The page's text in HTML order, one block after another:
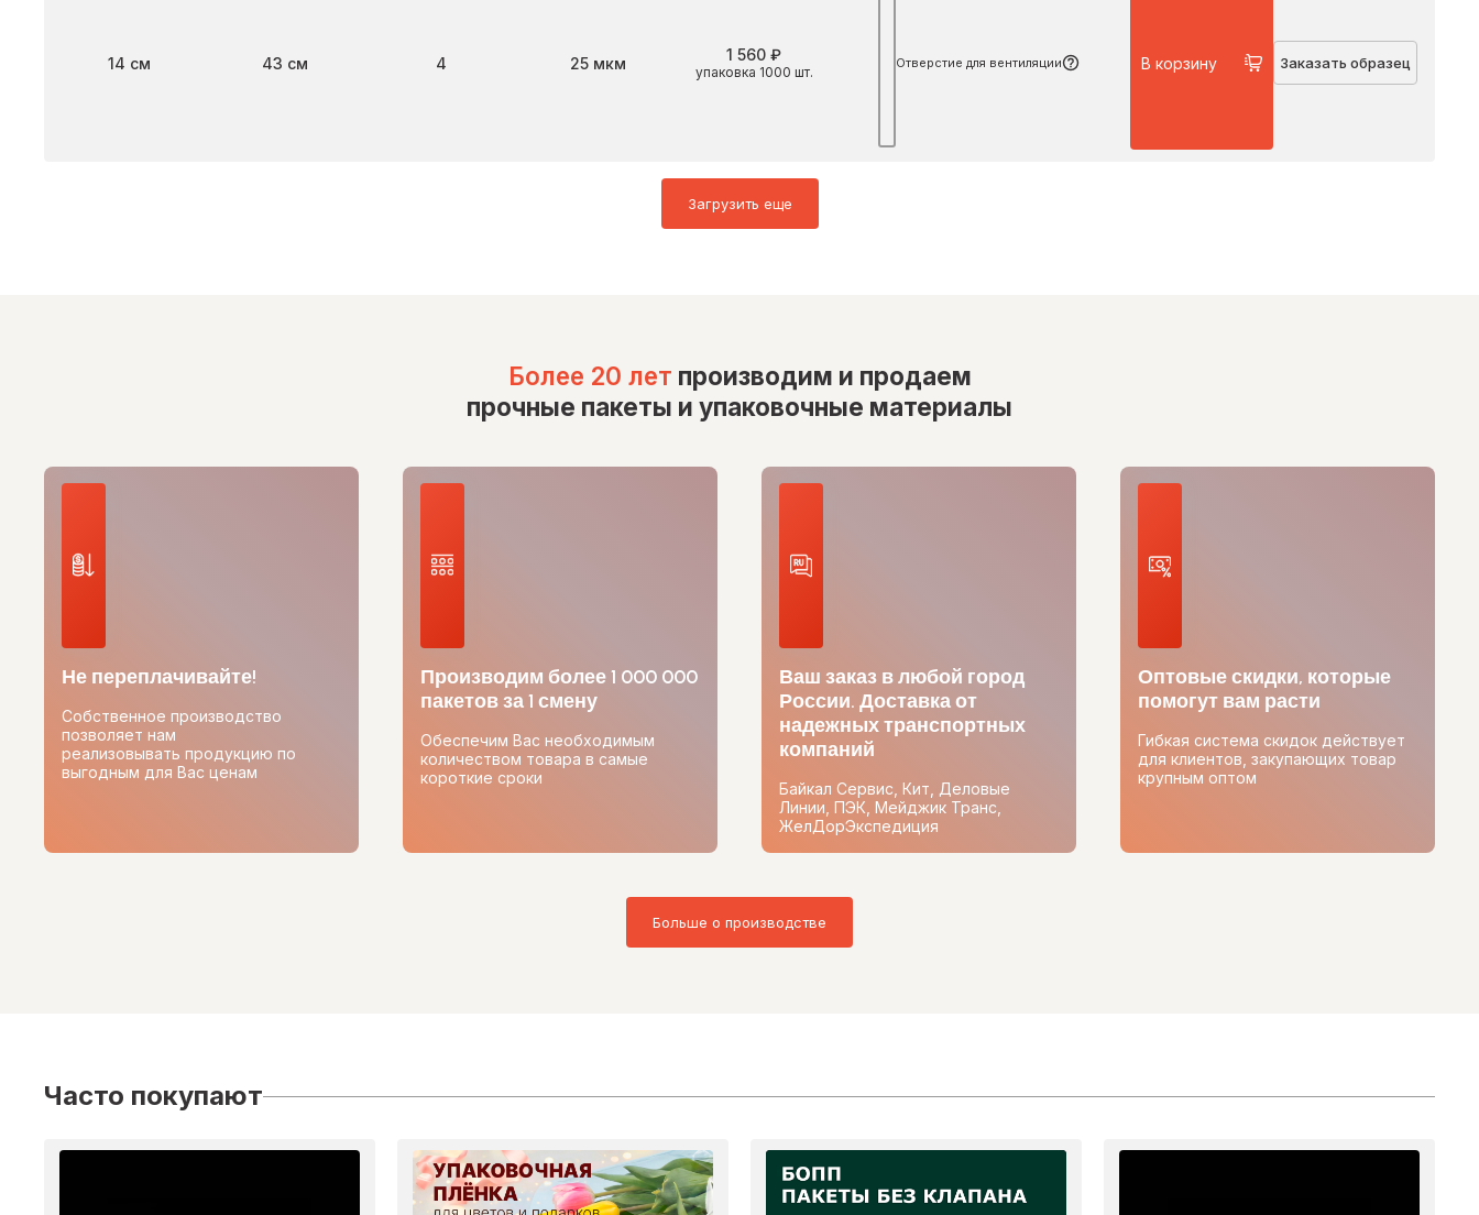
14 см 43 см 4 Толщина25 мкм упаковка 1000 шт.
1 560 ₽ Отверстие для вентиляции В корзину Заказать образец
Загрузить еще
Более 20 лет производим и продаем
прочные пакеты и упаковочные материалы
Не переплачивайте!
Собственное производство
позволяет нам
реализовывать продукцию по
выгодным для Вас ценам
Производим более 1 000 000
пакетов за 1 смену
Обеспечим Вас необходимым
количеством товара в самые
короткие сроки
Ваш заказ в любой город
России. Доставка от
надежных транспортных
компаний
Байкал Сервис, Кит, Деловые
Линии, ПЭК, Мейджик Транс,
ЖелДорЭкспедиция
Оптовые скидки, которые
помогут вам расти
Гибкая система скидок действует
для клиентов, закупающих товар
крупным оптом
Больше о производстве
Часто покупают